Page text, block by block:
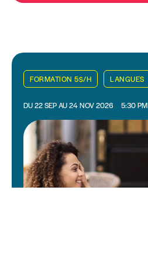
FORMATION 5$/H LANGUES
DU 22 SEP AU 24 NOV 2026 5:30 PM